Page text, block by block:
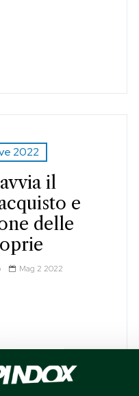
2022
il
e
delle
Mag 2 2022